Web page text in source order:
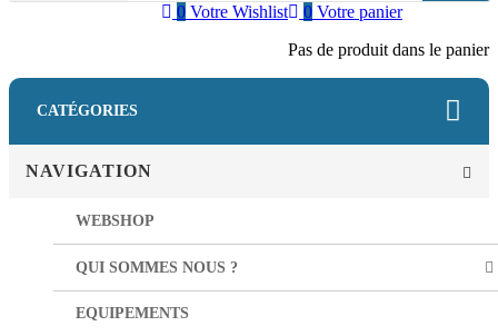
0 Votre panier
Pas de produit dans le panier
0 Votre Wishlist
CATÉGORIES
NAVIGATION
WEBSHOP
QUI SOMMES NOUS ?
EQUIPEMENTS